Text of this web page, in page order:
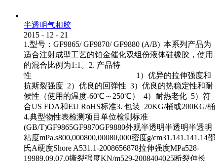
半透明气相胶
2015 - 12 - 21
1.型号：GF9865/ GF9870/ GF9880 (A/B) 本系列产品为
适合注射成型工艺的铂金催化双组份液体硅橡胶，使用
的混合比例为1:1。2. 产品特
性 1）优异的拉伸强度和
抗斯裂强度 2）优良的回弹性 3）优良的热稳定性和耐
候性（使用的温度-60℃～250℃） 4）耐热老化 5）符
合US FDA和EU RoHS标准3. 包装 20KG/桶或200KG/桶
4.典型物性表检测项目单位检测标准
(GB/T)GF9865GF9870GF9880外观半透明半透明半透明
粘度mPa.s800,000800,00080,000密度g/cm31.141.141.14邵
氏A硬度Shore A531.1-2008656878拉伸强度MPa528-
19989.09.07.0撕裂强度KN/m529-2008404025断裂伸长